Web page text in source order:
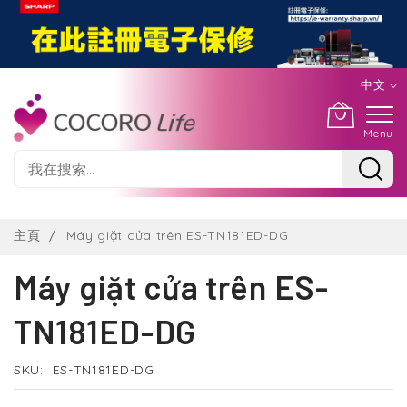
中文
Menu
Content
主頁 Máy giặt cửa trên ES-TN181ED-DG
Máy giặt cửa trên ES-
TN181ED-DG
SKU ES-TN181ED-DG